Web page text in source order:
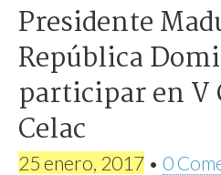
Presidente
República
participar en V
Celac
25 enero, 2017 • 0